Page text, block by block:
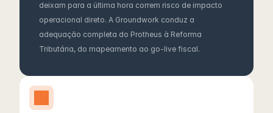
deixam para a última hora correm risco de impacto
operacional direto. A Groundwork conduz a
adequação completa do Protheus à Reforma
Tributária, do mapeamento ao go-live fiscal.